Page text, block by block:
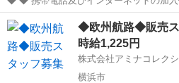
すすめポイント】 ・ゼロからでも始め
らないことは先輩スタッフにすぐ聞ける
・働きやすい環境で長く...
神奈川 相模原市 南橋本駅 携
◆欧州航路◆販売ス
時給1,225円
株式会社アミナコレク
横浜市